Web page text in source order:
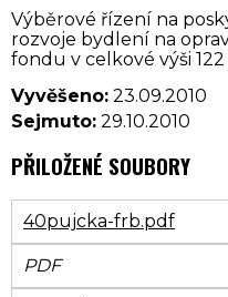
Výběrové řízení na
rozvoje bydlení na
fondu v celkové výši 122
Vyvěšeno: 23.09.2010
Sejmuto: 29.10.2010
PŘILOŽENÉ SOUBORY
40pujcka-frb.pdf
PDF